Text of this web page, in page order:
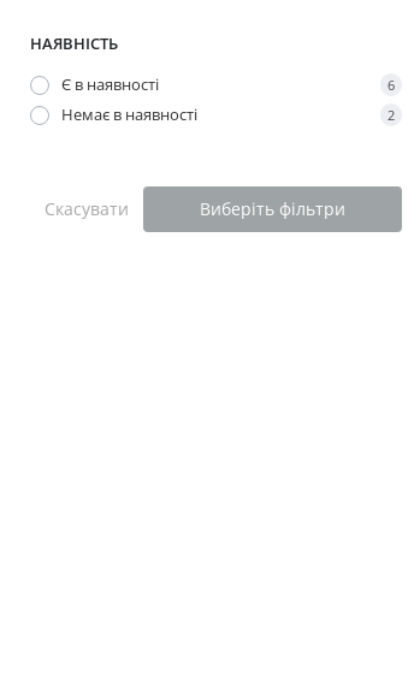
НАЯВНІСТЬ
Є в наявності
6
Немає в наявності 2
Скасувати Виберіть фільтри